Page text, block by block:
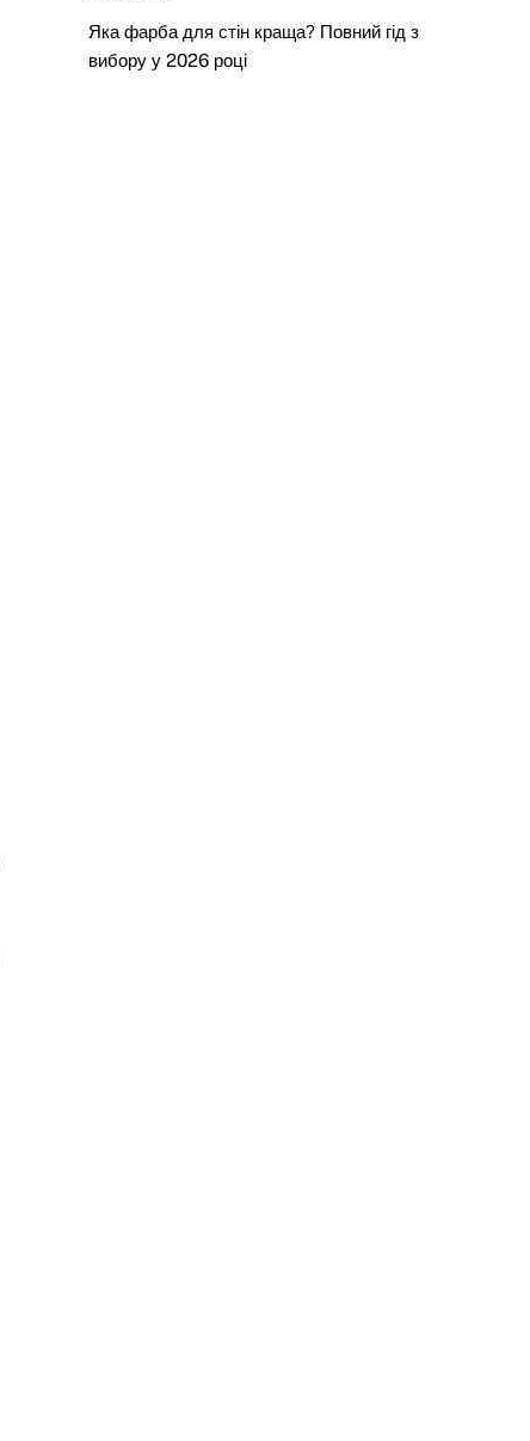
Яка фарба для стін краща? Повний гід з
вибору у 2026 році